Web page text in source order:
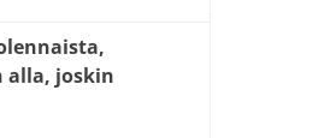
alla, joskin